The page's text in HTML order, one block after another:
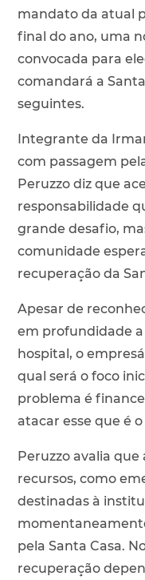
mandato da atual
final do ano, uma
convocada para
comandará a
seguintes.
Integrante da
com passagem
Peruzzo diz que
responsabilidade
grande desafio,
comunidade
recuperação da
Apesar de
em profundidade
hospital, o
qual será o foco
problema é
atacar esse que é
Peruzzo avalia
recursos, como
destinadas à
pela Santa Casa.
recuperação